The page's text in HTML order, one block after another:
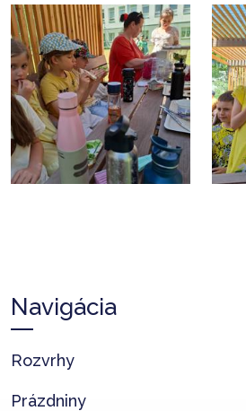
Navigácia
Rozvrhy
Prázdniny